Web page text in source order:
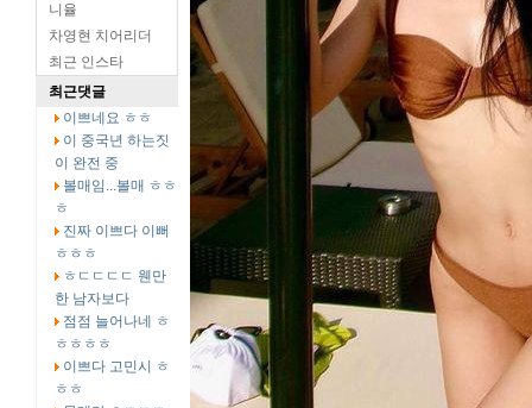
니율
차영현 치어리더
최근 인스타
최근댓글
이쁘네요 ㅎㅎ
이 중국년 하는짓
이 완전 중
볼매임...볼매 ㅎㅎ
ㅎ
진짜 이쁘다 이뻐
ㅎㅎㅎ
ㅎㄷㄷㄷㄷ 웬만
한 남자보다
점점 늘어나네 ㅎ
ㅎㅎㅎㅎ
이쁘다 고민시 ㅎ
ㅎㅎ